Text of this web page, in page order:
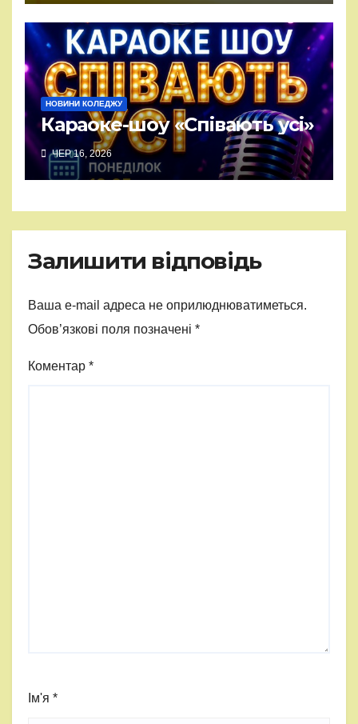
НОВИНИ КОЛЕДЖУ
Караоке-шоу «Співають усі»
ЧЕР 16, 2026
Залишити відповідь
Ваша e-mail адреса не оприлюднюватиметься.
Обов’язкові поля позначені *
Коментар *
Ім'я *